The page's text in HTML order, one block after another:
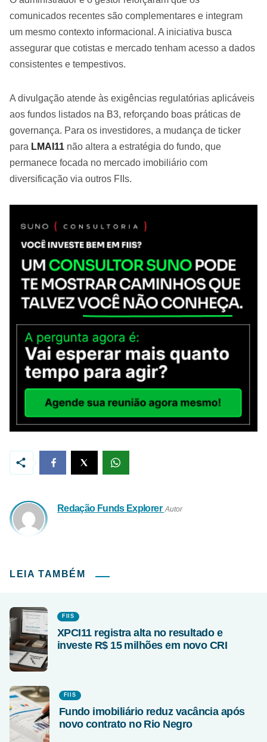
comunicados recentes são complementares e integram
um mesmo contexto informacional. A iniciativa busca
assegurar que cotistas e mercado tenham acesso a dados
consistentes e tempestivos.
A divulgação atende às exigências regulatórias aplicáveis
aos fundos listados na B3, reforçando boas práticas de
governança. Para os investidores, a mudança de ticker
para LMAI11 não altera a estratégia do fundo, que
permanece focada no mercado imobiliário com
diversificação via outros FIIs.
Redação Funds Explorer Autor
LEIA TAMBÉM
FIIS
XPCI11 registra alta no resultado e
investe R$ 15 milhões em novo CRI
FIIS
Fundo imobiliário reduz vacância após
novo contrato no Rio Negro